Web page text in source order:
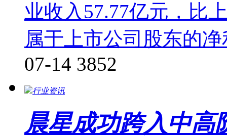
业收入57.77亿元，比
属于上市公司股东的净
07-14 3852
行业资讯
晨星成功跨入中高